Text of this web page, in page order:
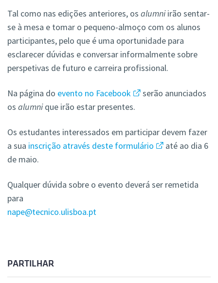
Tal como nas edições anteriores, os alumniirão sentar-
se à mesa e tomar o pequeno-almoço com os alunos
participantes, pelo que é uma oportunidade para
esclarecer dúvidas e conversar informalmente sobre
perspetivas de futuro e carreira profissional.
Na página do evento no Facebook
serão anunciados
os alumnique irão estar presentes.
Os estudantes interessados em participar devem fazer
a sua inscrição através deste formulário
até ao dia 6
de maio.
Qualquer dúvida sobre o evento deverá ser remetida
para
nape@tecnico.ulisboa.pt
PARTILHAR